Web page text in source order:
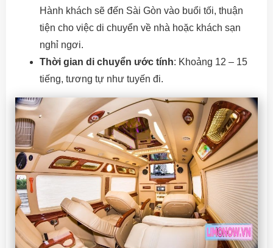
Hành khách sẽ đến Sài Gòn vào buổi tối, thuận
tiện cho việc di chuyển về nhà hoặc khách sạn
nghỉ ngơi.
Thời gian di chuyển ước tính: Khoảng 12 – 15
tiếng, tương tự như tuyến đi.